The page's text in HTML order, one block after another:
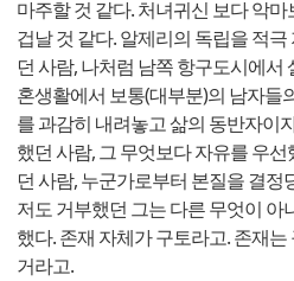
마주할 것 같다. 처녀귀신 보다 악
겁날 것 같다. 알제리의 독립을 적
던 사람, 나처럼 남쪽 항구도시에서
혼생활에서 보통(대부분)의 남자들
를 과감히 내려놓고 삶의 동반자이
했던 사람, 그 무엇보다 자유를 우
던 사람, 누군가로부터 본질을 결
저도 거부했던 그는 다른 무엇이 아
했다. 존재 자체가 구토라고. 존재
거라고.